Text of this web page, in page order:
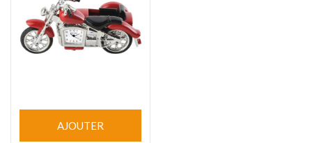
AJOUTER
S'IDENTIFIER
MON COMPTE